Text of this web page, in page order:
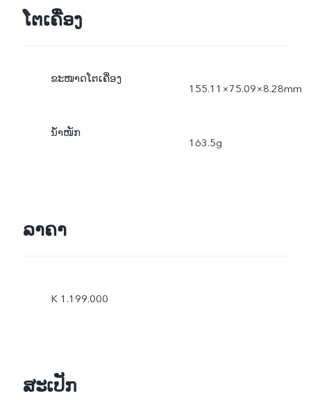
ໂຕເຄື່ອງ
ຂະໜາດໂຕເຄື່ອງ
155.11×75.09×8.28mm
ນ້ຳໜັກ
163.5g
ລາຄາ
K 1.199.000
ສະເປັກ